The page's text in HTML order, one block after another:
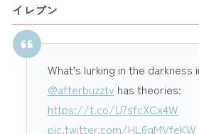
イレブン
What’s lurking in the darkness
@afterbuzztv has theories:
https://t.co/U7sfcXCx4W
pic.twitter.com/HL6gMVfeKW